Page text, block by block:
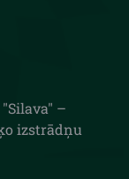
–
izstrādņu